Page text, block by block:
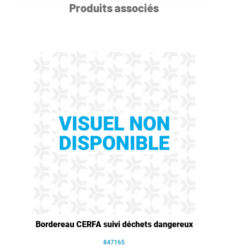
Produits associés
Bordereau CERFA suivi déchets dangereux
847165